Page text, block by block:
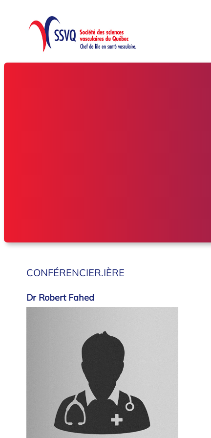
CONFÉRENCIER.IÈRE
Dr Robert Fahed